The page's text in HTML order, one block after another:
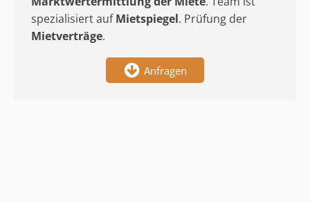
spezialisiert aufMietspiegel. Prüfung der
Mietverträge.
Anfragen